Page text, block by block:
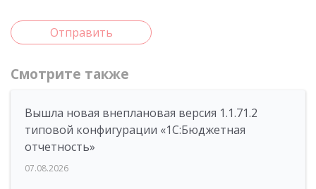
Отправить
Смотрите также
Вышла новая внеплановая версия 1.1.71.2
типовой конфигурации «1C:Бюджетная
отчетность»
07.08.2026